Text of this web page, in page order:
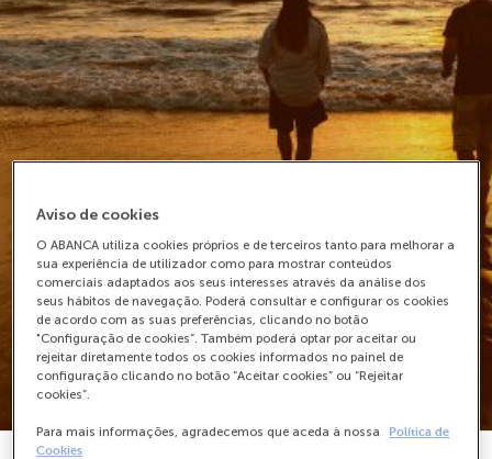
Aviso de cookies
O ABANCA utiliza cookies próprios e de terceiros tanto para melhorar a
sua experiência de utilizador como para mostrar conteúdos
comerciais adaptados aos seus interesses através da análise dos
seus hábitos de navegação. Poderá consultar e configurar os cookies
de acordo com as suas preferências, clicando no botão
"Configuração de cookies”. Também poderá optar por aceitar ou
rejeitar diretamente todos os cookies informados no painel de
configuração clicando no botão “Aceitar cookies” ou “Rejeitar
cookies”.
Para mais informações, agradecemos que aceda à nossa
Política de
Cookies